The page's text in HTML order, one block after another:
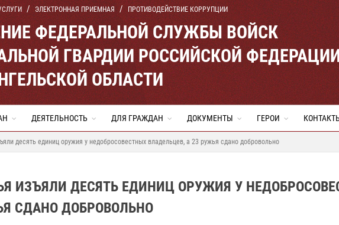
ЭЛЕКТРОННАЯ ПРИЕМНАЯ ПРОТИВОДЕЙСТВИЕ КОРРУПЦИИ
ФЕДЕРАЛЬНОЙ СЛУЖБЫ ВОЙСК
ГВАРДИИ РОССИЙСКОЙ
ОБЛАСТИ
ДЕЯТЕЛЬНОСТЬ ДЛЯ ГРАЖДАН ДОКУМЕНТЫ ГЕРОИ
десять единиц оружия у недобросовестных владельцев, а 23 ружья сдано добровольно
ИЗЪЯЛИ ДЕСЯТЬ ЕДИНИЦ ОРУЖИЯ У
СДАНО ДОБРОВОЛЬНО